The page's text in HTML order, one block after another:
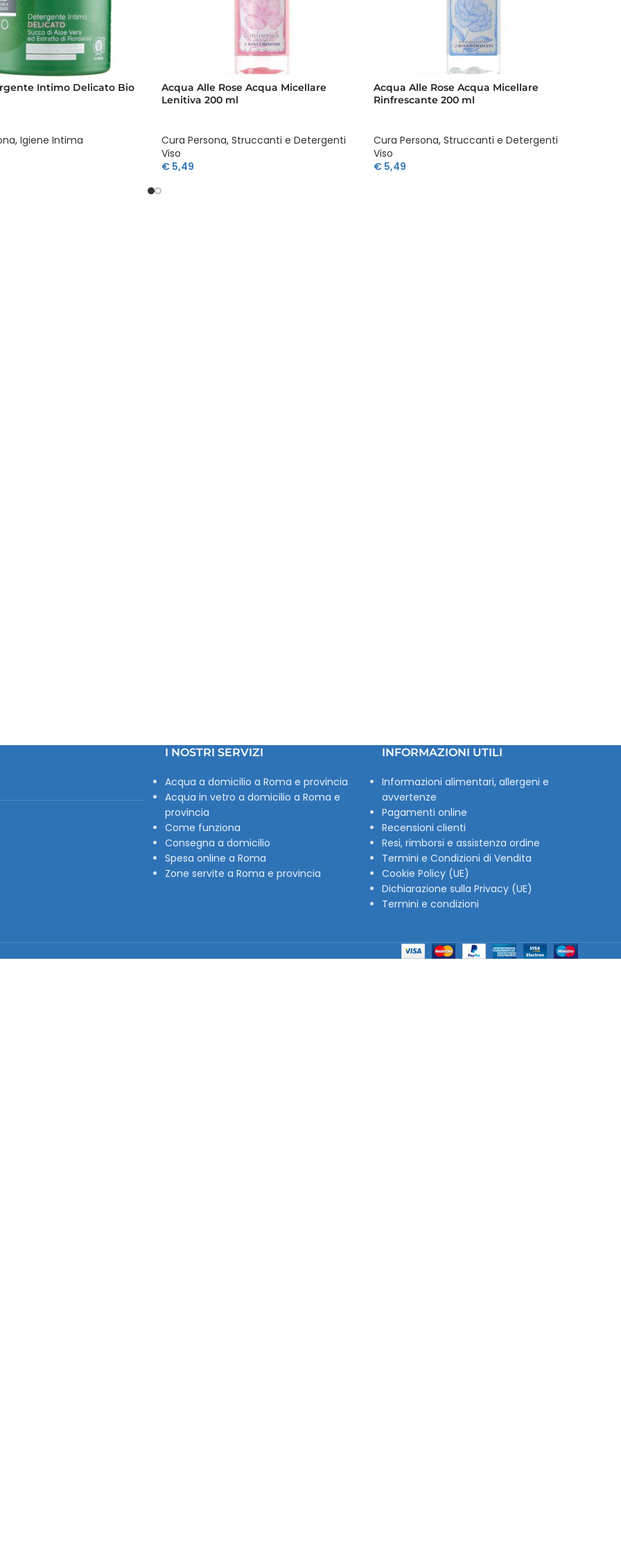
Intimo Delicato Bio
, Igiene Intima
Acqua Alle Rose Acqua Micellare
Lenitiva 200 ml
Cura Persona, Struccanti e Detergenti
Viso
€ 5,49
Acqua Alle Rose Acqua Micellare
Rinfrescante 200 ml
Cura Persona, Struccanti e Detergenti
Viso
€5,49
I NOSTRI SERVIZI
Acqua a domicilio a Roma e provincia
Acqua in vetro a domicilio a Roma e
provincia
Come funziona
Consegna a domicilio
Spesa online a Roma
Zone servite a Roma e provincia
INFORMAZIONI UTILI
Informazioni alimentari, allergeni e
avvertenze
Pagamenti online
Recensioni clienti
Resi, rimborsi e assistenza ordine
Termini e Condizioni di Vendita
Cookie Policy (UE)
Dichiarazione sulla Privacy (UE)
Termini e condizioni